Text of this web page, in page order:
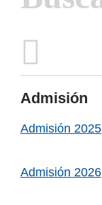
Admisión
Admisión 2025
Admisión 2026